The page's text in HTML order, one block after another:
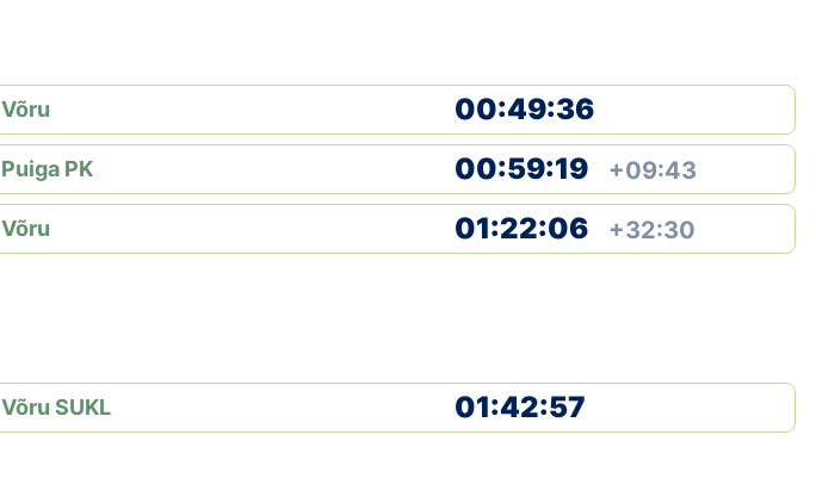
Tulemused
Dokumendid
Klubid
Suletud maastikud
Võru 00:49:36
Puiga PK 00:59:19 +09:43
Võru 01:22:06 +32:30
Võru SUKL 01:42:57